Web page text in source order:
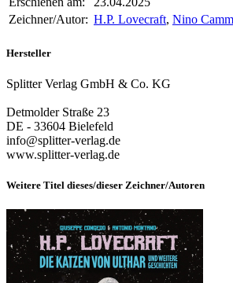
Zeichner/Autor: H.P. Lovecraft, Nino
Hersteller
Splitter Verlag GmbH & Co. KG
Detmolder Straße 23
DE - 33604 Bielefeld
info@splitter-verlag.de
www.splitter-verlag.de
Weitere Titel dieses/dieser Zeichner/Autoren